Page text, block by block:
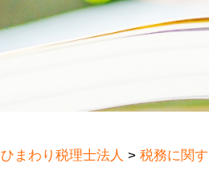
ひまわり税理士法人 > 税務に関